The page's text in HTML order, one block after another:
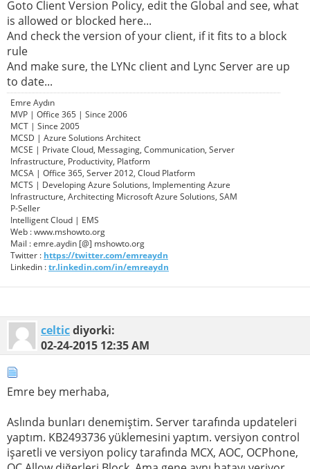
Goto Client Version Policy, edit the Global and see, what
is allowed or blocked here...
And check the version of your client, if it fits to a block
rule
And make sure, the LYNc client and Lync Server are up
to date...
Emre Aydın
MVP | Office 365 | Since 2006
MCT | Since 2005
MCSD | Azure Solutions Architect
MCSE | Private Cloud, Messaging, Communication, Server
Infrastructure, Productivity, Platform
MCSA | Office 365, Server 2012, Cloud Platform
MCTS | Developing Azure Solutions, Implementing Azure
Infrastructure, Architecting Microsoft Azure Solutions, SAM
P-Seller
Intelligent Cloud | EMS
Web : www.mshowto.org
Mail : emre.aydin [@] mshowto.org
Twitter : https://twitter.com/emreaydn
Linkedin :tr.linkedin.com/in/emreaydn
celticdiyorki:
02-24-2015 12:35 AM
Emre bey merhaba,
Aslında bunları denemiştim. Server tarafında updateleri
yaptım. KB2493736 yüklemesini yaptım. versiyon control
işaretli ve versiyon policy tarafında MCX, AOC, OCPhone,